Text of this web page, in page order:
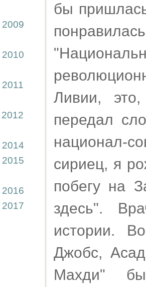
2009
2010
2011
2012
2014
2015
2016
2017
бы
Ливии,
передал
национал-
сириец, я
побегу на
здесь".
истории.
Джобс,
Махди"